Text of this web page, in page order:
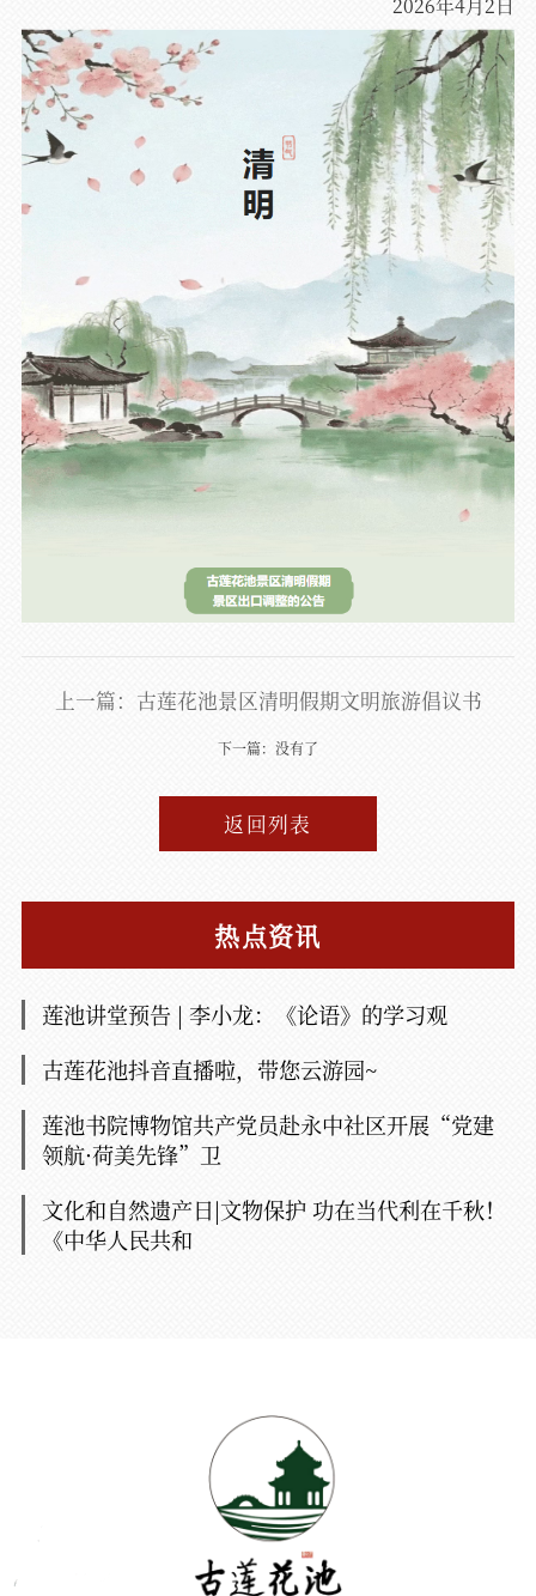
2026年4月2日
上一篇：古莲花池景区清明假期文明旅游倡议书
下一篇：没有了
返回列表
热点资讯
莲池讲堂预告 | 李小龙：《论语》的学习观
古莲花池抖音直播啦，带您云游园~
莲池书院博物馆共产党员赴永中社区开展“党建
领航·荷美先锋”卫
文化和自然遗产日|文物保护 功在当代利在千秋！
《中华人民共和